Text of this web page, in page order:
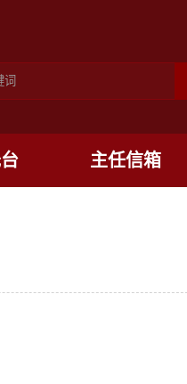
主任信箱